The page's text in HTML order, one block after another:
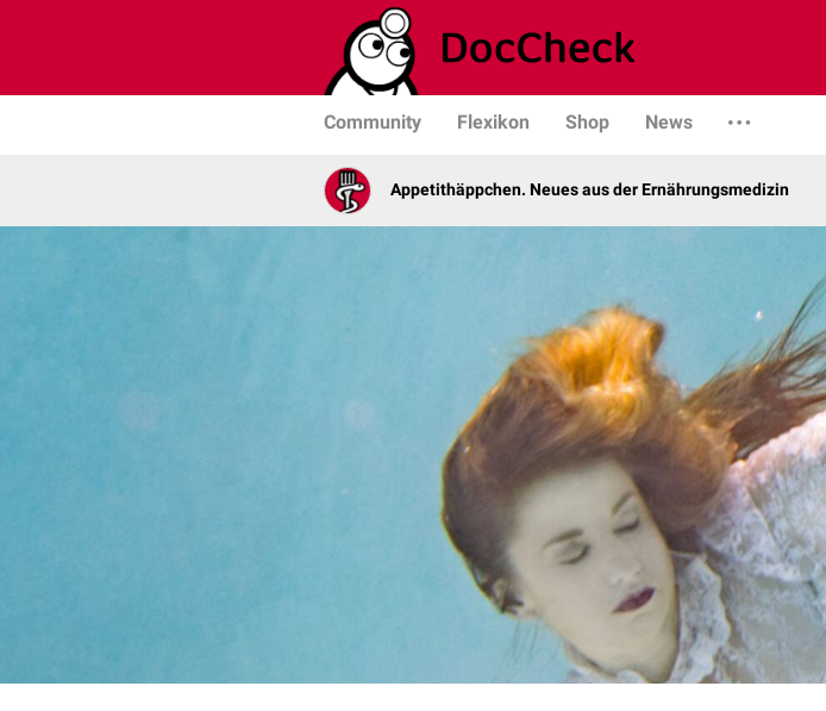
Community Flexikon Shop News
Appetithäppchen. Neues aus der Ernährungsmedizin